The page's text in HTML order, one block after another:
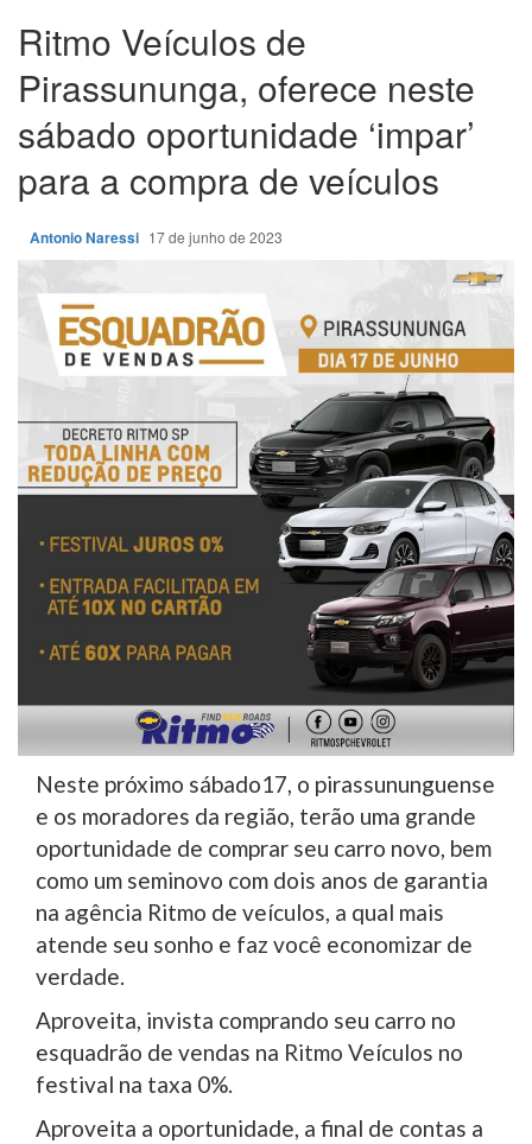
Ritmo Veículos de
Pirassununga, oferece neste
sábado oportunidade ‘impar’
para a compra de veículos
Antonio Naressi 17 de junho de 2023
Neste próximo sábado17, o pirassununguense
e os moradores da região, terão uma grande
oportunidade de comprar seu carro novo, bem
como um seminovo com dois anos de garantia
na agência Ritmo de veículos, a qual mais
atende seu sonho e faz você economizar de
verdade.
Aproveita, invista comprando seu carro no
esquadrão de vendas na Ritmo Veículos no
festival na taxa 0%.
Aproveita a oportunidade, a final de contas a